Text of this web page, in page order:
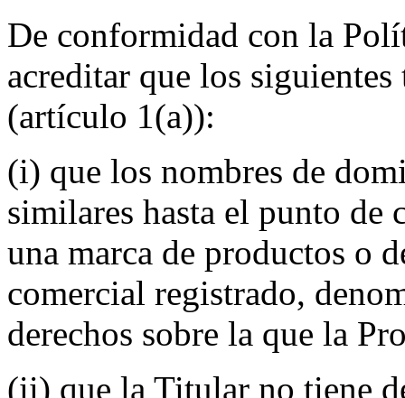
De conformidad con la
acreditar que los
(artículo 1(a)):
(i) que los nombres de
similares hasta el punto de
una marca de productos o
comercial registrado,
derechos sobre la que la
(ii) que la Titular no tiene